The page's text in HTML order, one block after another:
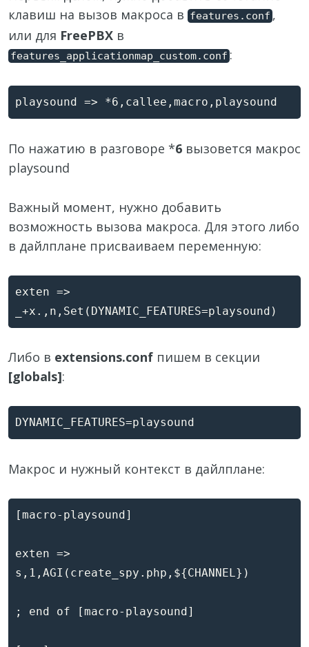
клавиш на вызов макроса в features.conf ,
или для FreePBX в
features_applicationmap_custom.conf :
По нажатию в разговоре *6 вызовется макрос
playsound
Важный момент, нужно добавить
возможность вызова макроса. Для этого либо
в дайлплане присваиваем переменную:
exten =>
Либо в extensions.conf пишем в секции
[globals]:
Макрос и нужный контекст в дайлплане:
[macro-playsound]
exten =>
s,1,AGI(create_spy.php,${CHANNEL})
; end of [macro-playsound]